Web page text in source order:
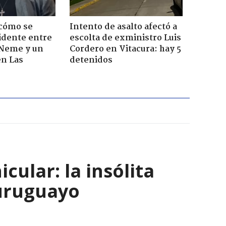
se
entre
y un
Las
Intento de asalto afectó a
escolta de exministro Luis
Cordero en Vitacura: hay 5
detenidos
la insólita